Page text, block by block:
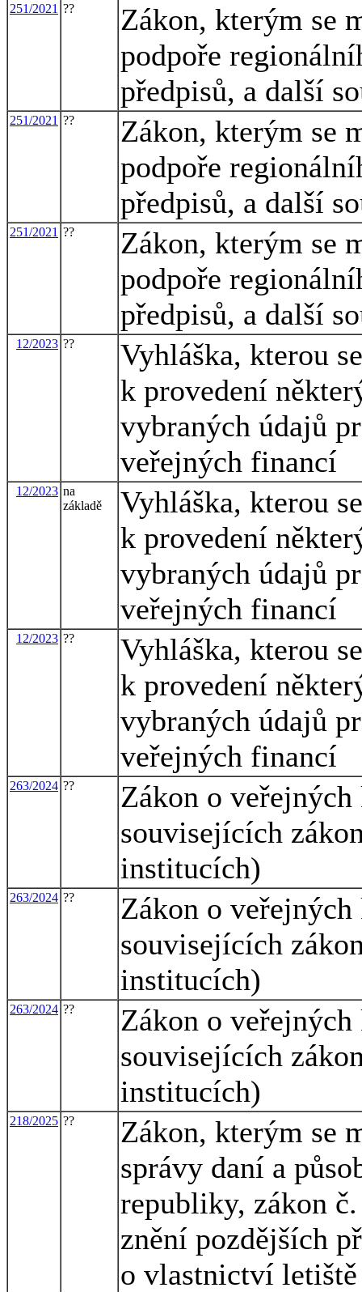
251/2021 ??
Zákon, kterým se
podpoře
předpisů, a další
251/2021 ??
Zákon, kterým se
podpoře
předpisů, a další
251/2021 ??
Zákon, kterým se
podpoře
předpisů, a další
12/2023 ??
Vyhláška, kterou
k provedení
vybraných údajů
veřejných financí
12/2023 na
základě
Vyhláška, kterou
k provedení
vybraných údajů
veřejných financí
12/2023 ??
Vyhláška, kterou
k provedení
vybraných údajů
veřejných financí
263/2024 ??
Zákon o
souvisejících
institucích)
263/2024 ??
Zákon o
souvisejících
institucích)
263/2024 ??
Zákon o
souvisejících
institucích)
218/2025 ??
Zákon, kterým se
správy daní a
republiky, zákon
znění pozdějších
o vlastnictví letiště